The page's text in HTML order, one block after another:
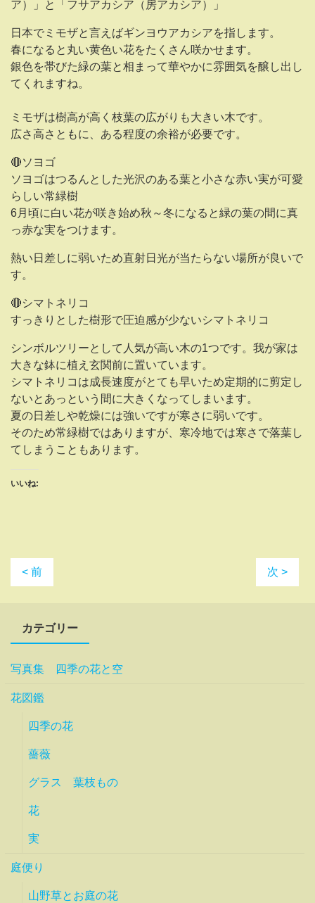
ア）」と「フサアカシア（房アカシア）」
日本でミモザと言えばギンヨウアカシアを指します。
春になると丸い黄色い花をたくさん咲かせます。
銀色を帯びた緑の葉と相まって華やかに雰囲気を醸し出し
てくれますね。
ミモザは樹高が高く枝葉の広がりも大きい木です。
広さ高さともに、ある程度の余裕が必要です。
🔴ソヨゴ
ソヨゴはつるんとした光沢のある葉と小さな赤い実が可愛
らしい常緑樹
6月頃に白い花が咲き始め秋～冬になると緑の葉の間に真
っ赤な実をつけます。
熱い日差しに弱いため直射日光が当たらない場所が良いで
す。
🔴シマトネリコ
すっきりとした樹形で圧迫感が少ないシマトネリコ
シンボルツリーとして人気が高い木の1つです。我が家は
大きな鉢に植え玄関前に置いています。
シマトネリコは成長速度がとても早いため定期的に剪定し
ないとあっという間に大きくなってしまいます。
夏の日差しや乾燥には強いですが寒さに弱いです。
そのため常緑樹ではありますが、寒冷地では寒さで落葉し
てしまうこともあります。
いいね:
< 前 次 >
カテゴリー
写真集 四季の花と空
花図鑑
四季の花
薔薇
グラス 葉枝もの
花
実
庭便り
山野草とお庭の花